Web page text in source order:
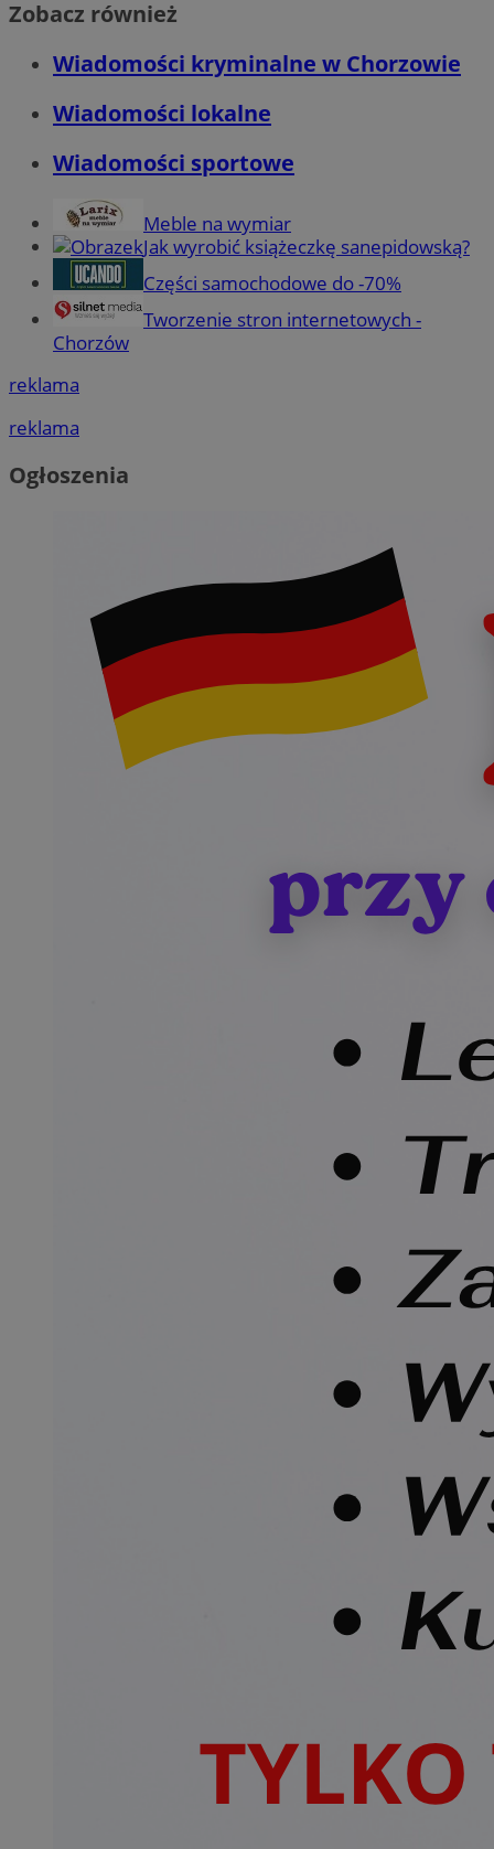
Zobacz również
Wiadomości kryminalne w Chorzowie
Wiadomości lokalne
Wiadomości sportowe
Meble na wymiar
Jak wyrobić książeczkę sanepidowską?
Części samochodowe do -70%
Tworzenie stron internetowych -
Chorzów
reklama
reklama
Ogłoszenia